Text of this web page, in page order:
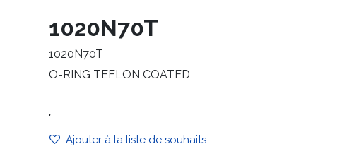
1020N70T
1020N70T
O-RING TEFLON COATED
.
Ajouter à la liste de souhaits